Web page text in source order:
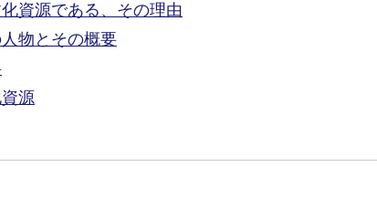
資源である、その理由
物とその概要
源